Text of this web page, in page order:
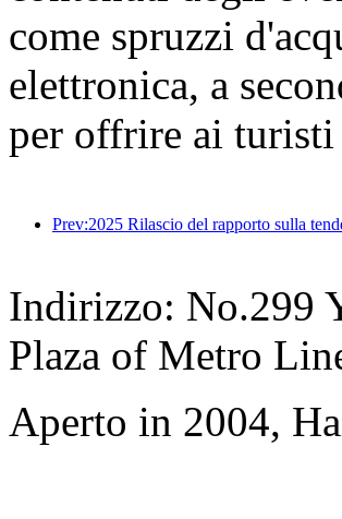
come spruzzi
elettronica, a
per offrire ai turisti
Indirizzo: No.299
Plaza of Metro
Aperto in 2004,